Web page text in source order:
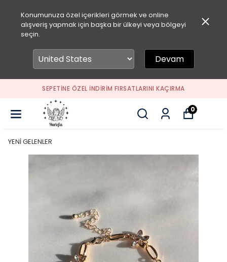
Konumunuza özel içerikleri görmek ve online
alışveriş yapmak için başka bir ülkeyi veya bölgeyi
seçin.
Devam
SEPETİNE ÖZEL İNDİRİM FIRSATLARINI KAÇIRMA
0
YENİ GELENLER